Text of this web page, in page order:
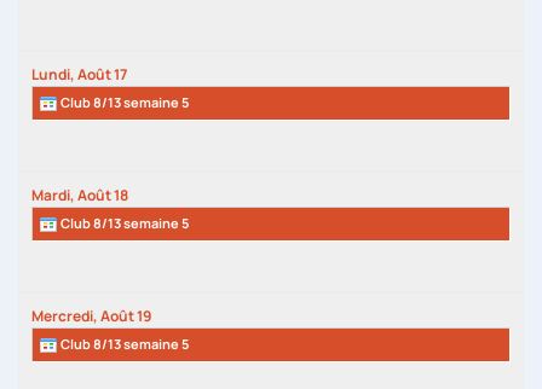
Lundi,Août17
Club 8/13 semaine 5
Mardi,Août18
Club 8/13 semaine 5
Mercredi,Août19
Club 8/13 semaine 5